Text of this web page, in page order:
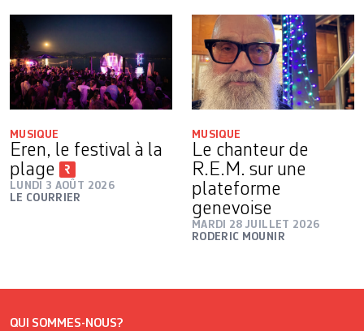
MUSIQUE
Eren, le festival à la
plage
LUNDI 3 AOÛT 2026
LE COURRIER
MUSIQUE
Le chanteur de
R.E.M. sur une
plateforme
genevoise
MARDI 28 JUILLET 2026
RODERIC MOUNIR
QUI SOMMES-NOUS?